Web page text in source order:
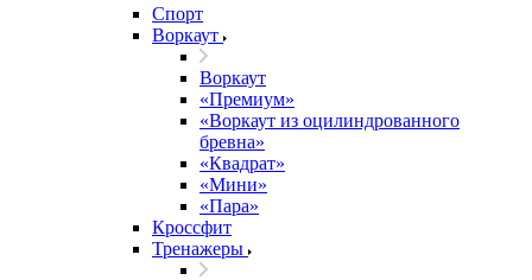
Спорт
Воркаут
Воркаут
«Премиум»
«Воркаут из оцилиндрованного
бревна»
«Квадрат»
«Мини»
«Пара»
Кроссфит
Тренажеры